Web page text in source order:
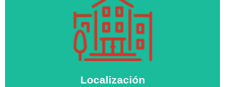
Localización
Localización
Todos nuestros trasteros de alquiler están en Paiporta.
En zona accesible para que dejar tus cosas sea sencillo
y rápido.